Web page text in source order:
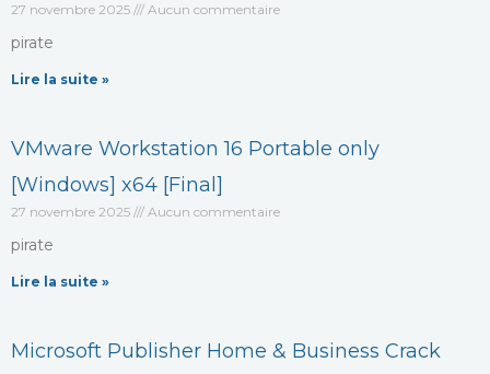
27 novembre 2025 Aucun commentaire
pirate
Lire la suite »
VMware Workstation 16 Portable only
[Windows] x64 [Final]
27 novembre 2025 Aucun commentaire
pirate
Lire la suite »
Microsoft Publisher Home & Business Crack